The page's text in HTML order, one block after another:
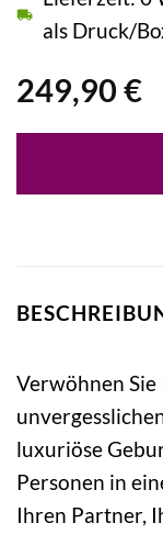
249,90 €
als Druck/
Verwöhnen
luxuriöse
Personen in
Ihren Partner,